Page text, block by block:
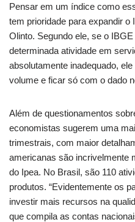
Pensar em um índice como
tem prioridade para expandir o
Olinto. Segundo ele, se o
determinada atividade em
absolutamente inadequado,
volume e ficar só com o dado
Além de questionamentos
economistas sugerem uma
trimestrais, com maior
americanas são incrivelmente
do Ipea. No Brasil, são 110
produtos. “Evidentemente os
investir mais recursos na
que compila as contas